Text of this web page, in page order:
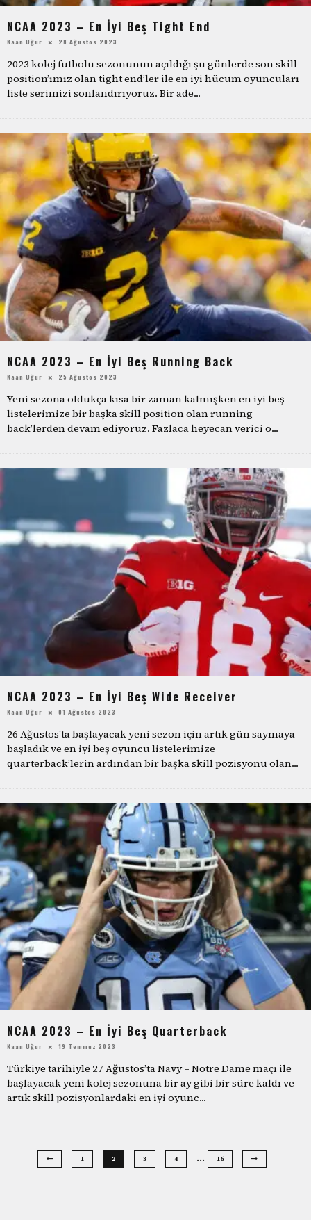
NCAA 2023 – En İyi Beş Tight End
Kaan Uğur 28 Ağustos 2023
2023 kolej futbolu sezonunun açıldığı şu günlerde son skill
position’ımız olan tight end’ler ile en iyi hücum oyuncuları
liste serimizi sonlandırıyoruz. Bir ade...
NCAA 2023 – En İyi Beş Running Back
Kaan Uğur 25 Ağustos 2023
Yeni sezona oldukça kısa bir zaman kalmışken en iyi beş
listelerimize bir başka skill position olan running
back’lerden devam ediyoruz. Fazlaca heyecan verici o...
NCAA 2023 – En İyi Beş Wide Receiver
Kaan Uğur 01 Ağustos 2023
26 Ağustos’ta başlayacak yeni sezon için artık gün saymaya
başladık ve en iyi beş oyuncu listelerimize
quarterback’lerin ardından bir başka skill pozisyonu olan...
NCAA 2023 – En İyi Beş Quarterback
Kaan Uğur 19 Temmuz 2023
Türkiye tarihiyle 27 Ağustos’ta Navy – Notre Dame maçı ile
başlayacak yeni kolej sezonuna bir ay gibi bir süre kaldı ve
artık skill pozisyonlardaki en iyi oyunc...
1 2 3 4 … 16